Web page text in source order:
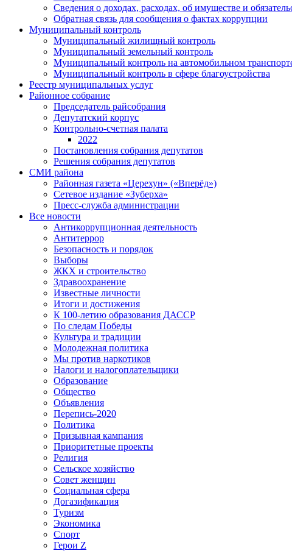
Сведения о доходах, расходах, об имуществе и
Обратная связь для сообщения о фактах коррупции
Муниципальный контроль
Муниципальный жилищный контроль
Муниципальный земельный контроль
Муниципальный контроль на автомобильном
Муниципальный контроль в сфере благоустройства
Реестр муниципальных услуг
Районное собрание
Председатель райсобрания
Депутатский корпус
Контрольно-счетная палата
2022
Постановления собрания депутатов
Решения собрания депутатов
СМИ района
Районная газета «Церехун» («Вперёд»)
Сетевое издание «Зуберха»
Пресс-служба администрации
Все новости
Антикоррупционная деятельность
Антитеррор
Безопасность и порядок
Выборы
ЖКХ и строительство
Здравоохранение
Известные личности
Итоги и достижения
К 100-летию образования ДАССР
По следам Победы
Культура и традиции
Молодежная политика
Мы против наркотиков
Налоги и налогоплательщики
Образование
Общество
Объявления
Перепись-2020
Политика
Призывная кампания
Приоритетные проекты
Религия
Сельское хозяйство
Совет женщин
Социальная сфера
Догазификация
Туризм
Экономика
Спорт
Герои Z